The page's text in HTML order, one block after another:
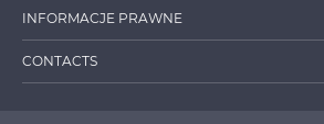
INFORMACJE PRAWNE
CONTACTS